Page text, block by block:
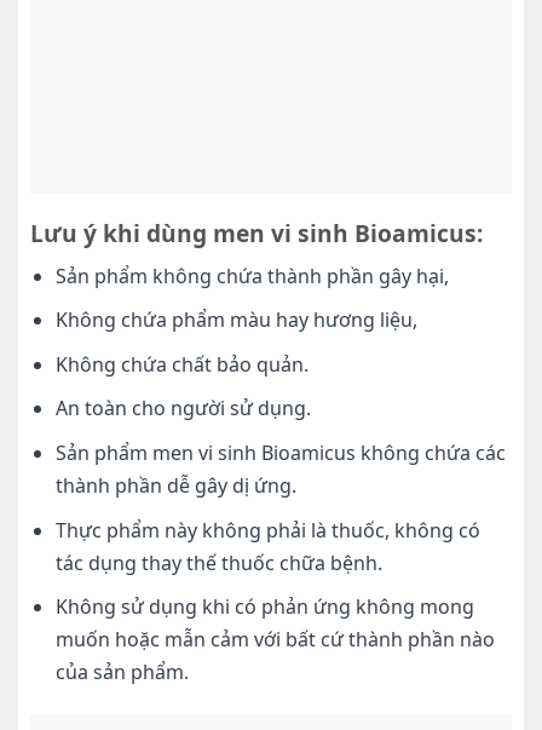
Lưu ý khi dùng men vi sinh Bioamicus:
Sản phẩm không chứa thành phần gây hại,
Không chứa phẩm màu hay hương liệu,
Không chứa chất bảo quản.
An toàn cho người sử dụng.
Sản phẩm men vi sinh Bioamicus không chứa các
thành phần dễ gây dị ứng.
Thực phẩm này không phải là thuốc, không có
tác dụng thay thế thuốc chữa bệnh.
Không sử dụng khi có phản ứng không mong
muốn hoặc mẫn cảm với bất cứ thành phần nào
của sản phẩm.